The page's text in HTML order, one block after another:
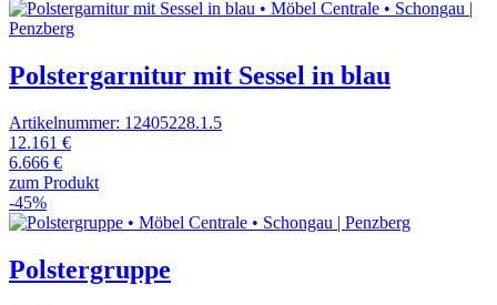
Polstergarnitur mit Sessel in blau
Artikelnummer: 12405228.1.5
12.161 €
6.666 €
zum Produkt
-45%
Polstergruppe